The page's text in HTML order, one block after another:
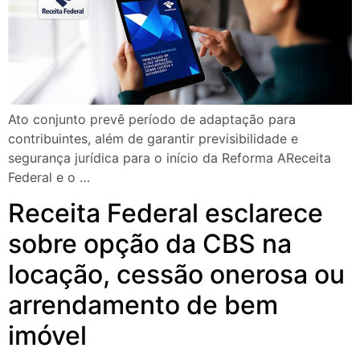
Ato conjunto prevê período de adaptação para
contribuintes, além de garantir previsibilidade e
segurança jurídica para o início da Reforma AReceita
Federal e o …
Receita Federal esclarece
sobre opção da CBS na
locação, cessão onerosa ou
arrendamento de bem
imóvel